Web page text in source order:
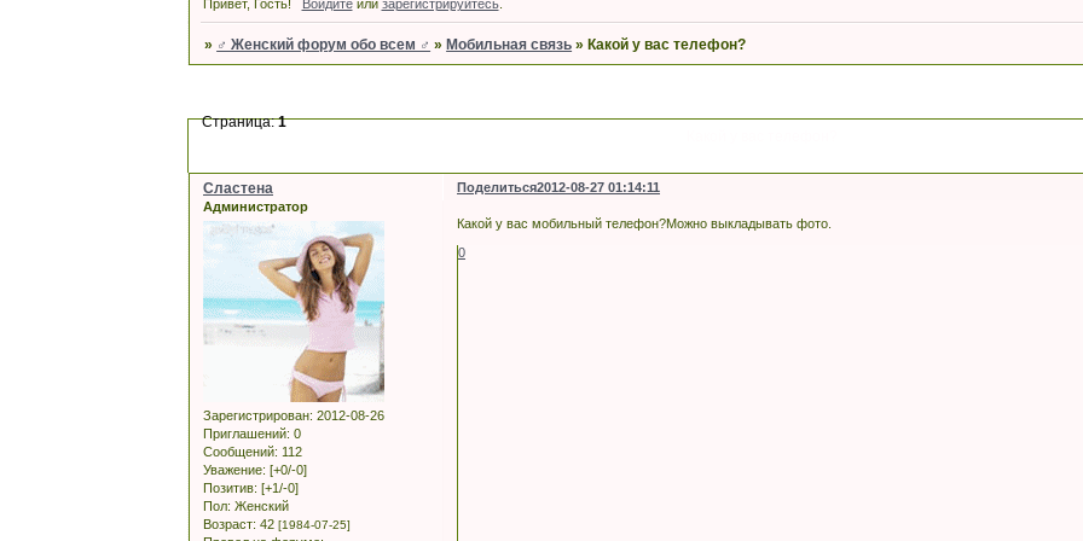
Привет, Гость! Войдитеили зарегистрируйтесь.
» ♂ Женский форум обо всем ♂ »Мобильная связь »Какой у вас телефон?
Страница:1
Поделиться2012-08-27 01:14:11
Сластена
Администратор
Зарегистрирован: 2012-08-26
Приглашений: 0
Сообщений: 112
Уважение: [+0/-0]
Позитив: [+1/-0]
Пол: Женский
Возраст: 42 [1984-07-25]
Какой у вас мобильный телефон?Можно выкладывать фото.
0